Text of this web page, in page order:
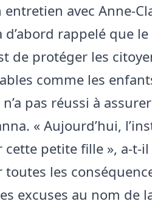
entretien avec Anne-
d’abord rappelé que
de protéger les
comme les
pas réussi à
« Aujourd’hui,
petite fille », a-t-il
les
excuses au nom de